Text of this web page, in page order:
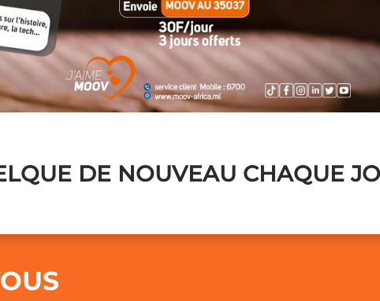
DE NOUVEAU CHAQUE